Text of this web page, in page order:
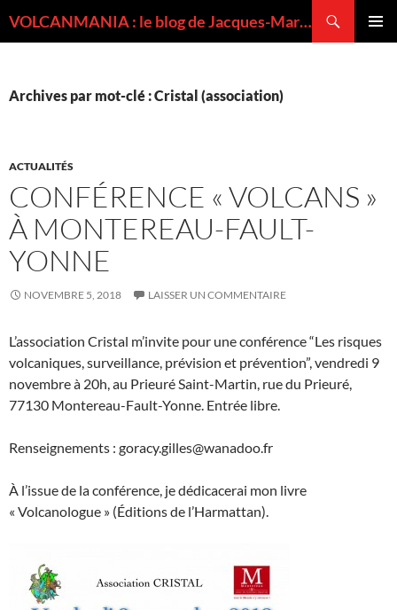
VOLCANMANIA : le blog de Jacques-Marie BARDINTZEFF, volcanologue
Archives par mot-clé : Cristal (association)
ACTUALITÉS
CONFÉRENCE « VOLCANS »
À MONTEREAU-FAULT-
YONNE
NOVEMBRE 5, 2018 LAISSER UN COMMENTAIRE
L’association Cristal m’invite pour une conférence “Les risques
volcaniques, surveillance, prévision et prévention”, vendredi 9
novembre à 20h, au Prieuré Saint-Martin, rue du Prieuré,
77130 Montereau-Fault-Yonne. Entrée libre.
Renseignements : goracy.gilles@wanadoo.fr
À l’issue de la conférence, je dédicacerai mon livre
« Volcanologue » (Éditions de l’Harmattan).